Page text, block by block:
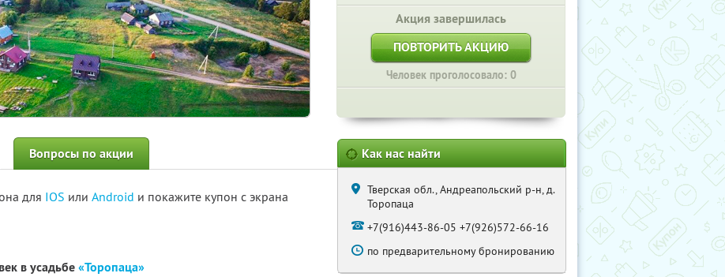
Акция завершилась
ПОВТОРИТЬ АКЦИЮ
Человек проголосовало: 0
Вопросы по акции
для IOS или Android и покажите купон с экрана
в усадьбе«Торопаца»
Как нас найти
Тверская обл., Андреапольский р-н, д.
Торопаца
+7(916)443-86-05 +7(926)572-66-16
по предварительному бронированию